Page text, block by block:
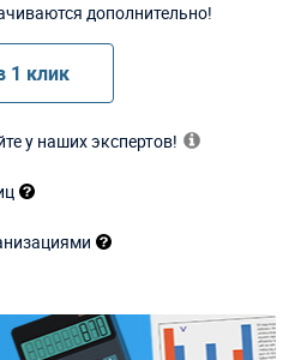
дополнительно!
1 клик
у наших экспертов!